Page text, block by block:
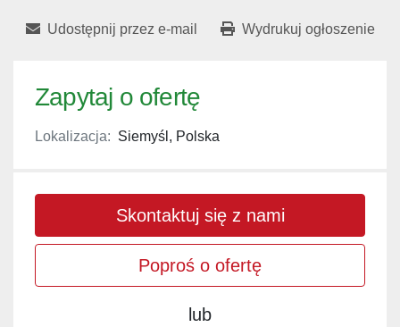
Udostępnij przez e-mail Wydrukuj ogłoszenie
Zapytaj o ofertę
Lokalizacja: Siemyśl, Polska
Skontaktuj się z nami
Poproś o ofertę
lub